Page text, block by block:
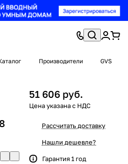
Производители GVS
51 606 руб.
Рассчитать доставку
Нашли дешевле?
Гарантия 1 год